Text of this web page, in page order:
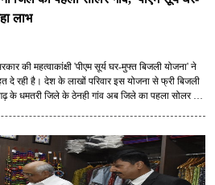
लाभ
की महत्वाकांक्षी 'पीएम सूर्य घर-मुफ्त बिजली योजना' ने
दे रही है। देश के लाखों परिवार इस योजना से फ्री बिजली
के धमतरी जिले के ठेनही गांव अब जिले का पहला सोलर गांव